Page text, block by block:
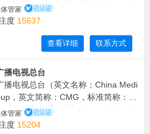
的旗舰媒体。广东报业市场第一份以
者为对象的权威政经大报、主流严肃
管家
度 15637
查看详细 联系方式
播电视总台
播电视总台（英文名称：China Medi
，英文简称：CMG，标准简称：中
总台，广电系统内部简称：总台，对
：中国之声），是中华人民共和国的
管家
度 15204